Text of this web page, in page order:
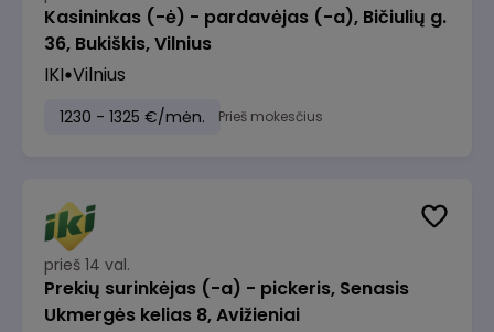
Kasininkas (-ė) - pardavėjas (-a), Bičiulių g.
36, Bukiškis, Vilnius
IKI Vilnius
1230 - 1325 €/mėn. Prieš mokesčius
prieš 14 val.
Prekių surinkėjas (-a) - pickeris, Senasis
Ukmergės kelias 8, Avižieniai